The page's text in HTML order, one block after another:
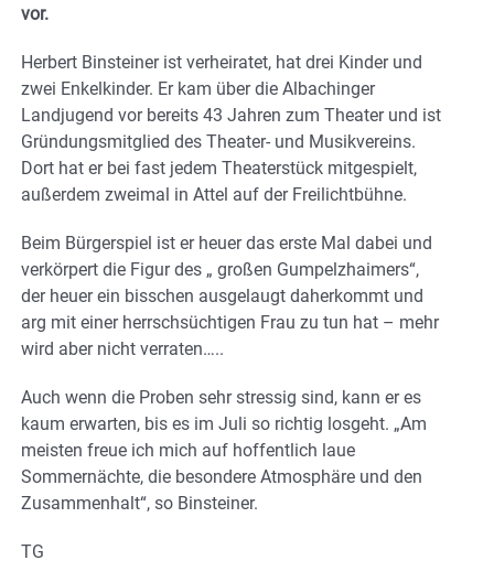
vor.
Herbert Binsteiner ist verheiratet, hat drei Kinder und
zwei Enkelkinder. Er kam über die Albachinger
Landjugend vor bereits 43 Jahren zum Theater und ist
Gründungsmitglied des Theater- und Musikvereins.
Dort hat er bei fast jedem Theaterstück mitgespielt,
außerdem zweimal in Attel auf der Freilichtbühne.
Beim Bürgerspiel ist er heuer das erste Mal dabei und
verkörpert die Figur des „ großen Gumpelzhaimers“,
der heuer ein bisschen ausgelaugt daherkommt und
arg mit einer herrschsüchtigen Frau zu tun hat – mehr
wird aber nicht verraten…..
Auch wenn die Proben sehr stressig sind, kann er es
kaum erwarten, bis es im Juli so richtig losgeht. „Am
meisten freue ich mich auf hoffentlich laue
Sommernächte, die besondere Atmosphäre und den
Zusammenhalt“, so Binsteiner.
TG